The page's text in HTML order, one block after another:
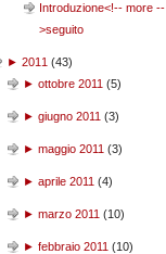
Introduzione<!-- more --
>seguito
► 2011 (43)
► ottobre 2011 (5)
► giugno 2011 (3)
► maggio 2011 (3)
► aprile 2011 (4)
► marzo 2011 (10)
► febbraio 2011 (10)